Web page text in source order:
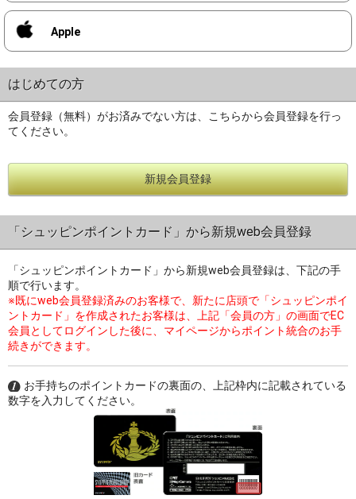
Apple
はじめての方
会員登録（無料）がお済みでない方は、こちらから会員登録を行っ
てください。
新規会員登録
「シュッピンポイントカード」から新規web会員登録
「シュッピンポイントカード」から新規web会員登録は、下記の手
順で行います。
※既にweb会員登録済みのお客様で、新たに店頭で「シュッピンポイ
ントカード」を作成されたお客様は、上記「会員の方」の画面でEC
会員としてログインした後に、マイページからポイント統合のお手
続きができます。
お手持ちのポイントカードの裏面の、上記枠内に記載されている
数字を入力してください。